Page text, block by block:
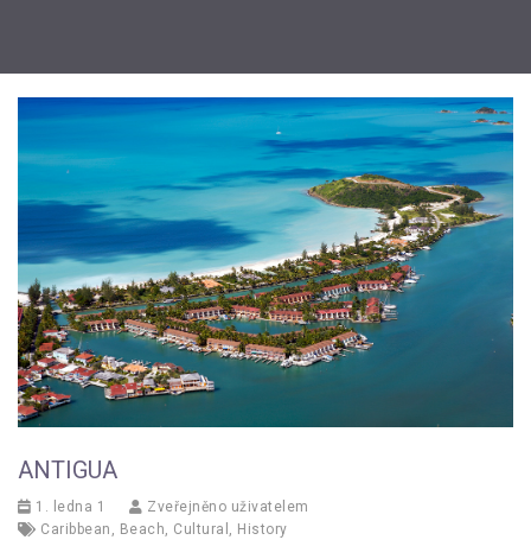
ANTIGUA
1. ledna 1
Zveřejněno uživatelem
Caribbean , Beach, Cultural , History